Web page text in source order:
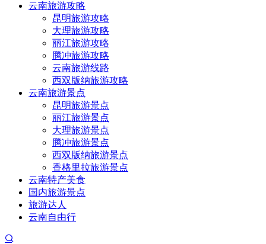
云南旅游攻略
昆明旅游攻略
大理旅游攻略
丽江旅游攻略
腾冲旅游攻略
云南旅游线路
西双版纳旅游攻略
云南旅游景点
昆明旅游景点
丽江旅游景点
大理旅游景点
腾冲旅游景点
西双版纳旅游景点
香格里拉旅游景点
云南特产美食
国内旅游景点
旅游达人
云南自由行